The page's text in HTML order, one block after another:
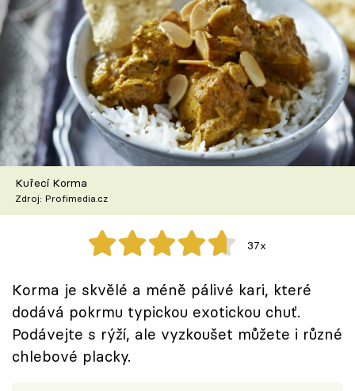
Témata
Recepty
Články
TV Program
Škola vaření
Recepty z TV
Speciál: Cuketa
Těhotnej kuchař
Sledujte prima+
Kuřecí Korma
Zdroj: Profimedia.cz
37x
Korma je skvělé a méně pálivé kari, které
dodává pokrmu typickou exotickou chuť.
Podávejte s rýží, ale vyzkoušet můžete i různé
chlebové placky.